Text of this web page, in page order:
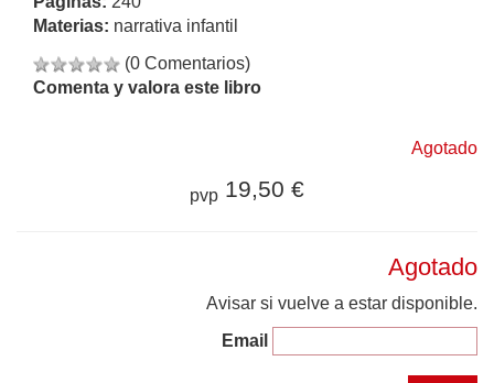
Materias: narrativa infantil
(0 Comentarios)
Comenta y valora este libro
Agotado
pvp 19,50 €
Agotado
Avisar si vuelve a estar disponible.
Email